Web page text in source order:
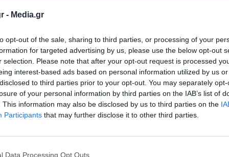
- Media.gr
opt-out of the sale, sharing to third parties, or processing of your
for targeted advertising by us, please use the below opt-out
selection. Please note that after your opt-out request is processed
interest-based ads based on personal information utilized by us
to third parties prior to your opt-out. You may separately
of your personal information by third parties on the IAB’s list of
This information may also be disclosed by us to third parties on the
Participants that may further disclose it to other third parties.
Data Processing Opt Outs
αυξήθηκαν σημαντικά από τον
που οι Ταλιμπάν επέστρεψαν στην
μαζικά πολλά από τα μέλη των TTP που
συνόρων.
στις περιοχές κοντά στα σύνορα των δύο
επιθέσεις (τουλάχιστον μία
στην πακιστανική πρωτεύουσα.
Αρχές έχουν διαμηνύσει ότι θα